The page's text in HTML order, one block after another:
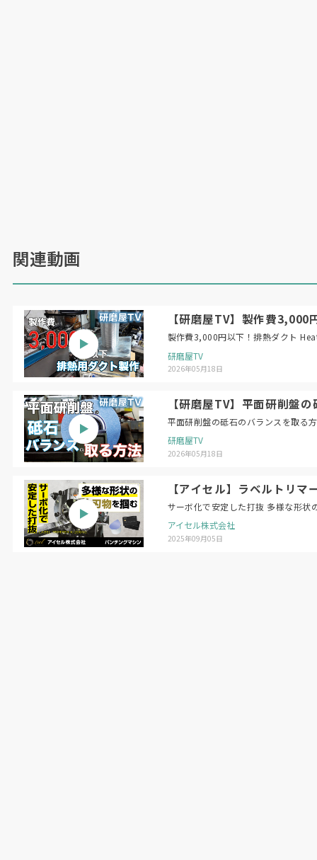
関連動画
【研磨屋TV】製作費
製作
研磨屋TV
2026年05月18日
【研磨屋TV】平面研削
研磨屋TV
2026年05月18日
【アイセル】ラベルトリ
サーボ化で安定した打抜 多様な形状
アイセル株式会社
2025年09月05日